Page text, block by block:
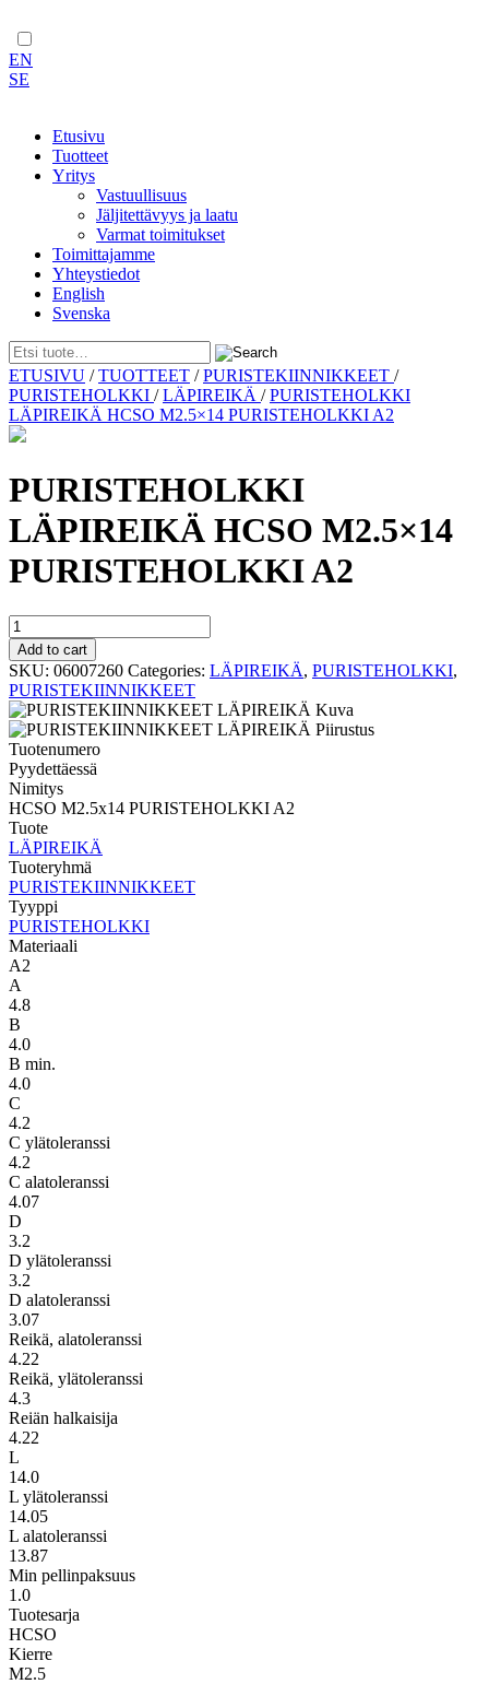
EN
SE
Etusivu
Tuotteet
Yritys
Vastuullisuus
Jäljitettävyys ja laatu
Varmat toimitukset
Toimittajamme
Yhteystiedot
English
Svenska
Skip
to
content
ETUSIVU /TUOTTEET /PURISTEKIINNIKKEET /
PURISTEHOLKKI /LÄPIREIKÄ /PURISTEHOLKKI
LÄPIREIKÄ HCSO M2.5×14 PURISTEHOLKKI A2
PURISTEHOLKKI
LÄPIREIKÄ HCSO M2.5×14
PURISTEHOLKKI A2
PURISTEHOLKKI
LÄPIREIKÄ
HCSO
M2.5x14
PURISTEHOLKKI
A2
quantity
Add to cart
SKU: 06007260 Categories: LÄPIREIKÄ, PURISTEHOLKKI,
PURISTEKIINNIKKEET
Tuotenumero
Pyydettäessä
Nimitys
HCSO M2.5x14 PURISTEHOLKKI A2
Tuote
LÄPIREIKÄ
Tuoteryhmä
PURISTEKIINNIKKEET
Tyyppi
PURISTEHOLKKI
Materiaali
A2
A
4.8
B
4.0
B min.
4.0
C
4.2
C ylätoleranssi
4.2
C alatoleranssi
4.07
D
3.2
D ylätoleranssi
3.2
D alatoleranssi
3.07
Reikä, alatoleranssi
4.22
Reikä, ylätoleranssi
4.3
Reiän halkaisija
4.22
L
14.0
L ylätoleranssi
14.05
L alatoleranssi
13.87
Min pellinpaksuus
1.0
Tuotesarja
HCSO
Kierre
M2.5